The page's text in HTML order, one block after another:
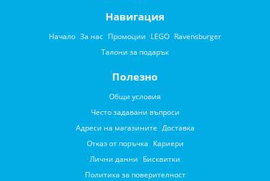
Навигация
Начало За нас Промоции LEGO Ravensburger
Талони за подарък
Полезно
Общи условия
Често задавани въпроси
Адреси на магазините Доставка
Отказ от поръчка Кариери
Лични данни Бисквитки
Политика за поверителност